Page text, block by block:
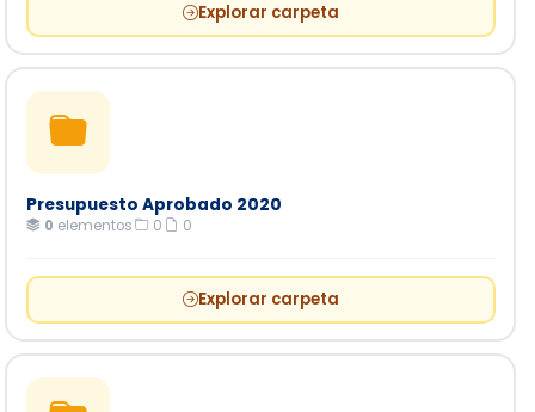
Explorar carpeta
Presupuesto Aprobado 2020
0 elementos 0 0
Explorar carpeta